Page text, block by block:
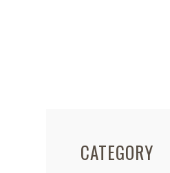
CATEGORY